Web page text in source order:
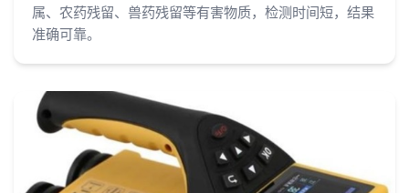
属、农药残留、兽药残留等有害物质，检测时间短，结果
准确可靠。